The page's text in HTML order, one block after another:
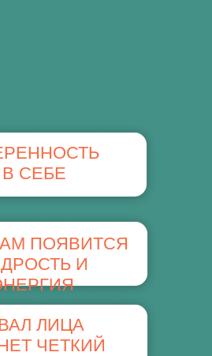
В СЕБЕ
ПОЯВИТСЯ
И
ЛИЦА
ЧЕТКИЙ